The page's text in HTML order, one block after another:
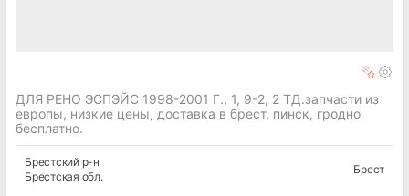
ДЛЯ РЕНО ЭСПЭЙС 1998-2001 Г., 1, 9-2, 2 ТД.запчасти из
европы, низкие цены, доставка в брест, пинск, гродно
бесплатно.
Брестскийр-н
Брестская обл.
Брест